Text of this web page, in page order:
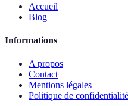
Accueil
Blog
Informations
A propos
Contact
Mentions légales
Politique de confidentialité